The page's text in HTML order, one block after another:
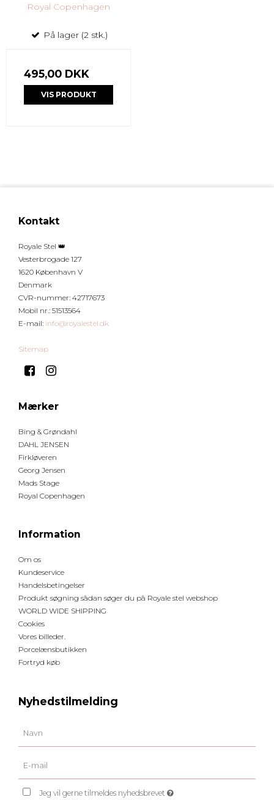
Royal Copenhagen
På lager (2 stk.)
495,00 DKK
VIS PRODUKT
Kontakt
Royale Stel 👑
Vesterbrogade 127
1620 København V
Denmark
CVR-nummer: 42717673
Mobil nr.: 51513564
E-mail: info@royalestel.dk
Sitemap
Mærker
Bing & Grøndahl
DAHL JENSEN
Firkløveren
Georg Jensen
Mads Stage
Royal Copenhagen
Information
Om os
Kundeservice
Handelsbetingelser
Produkt søgning sådan søger du på Royale stel webshop
WORLD WIDE SHIPPING
Cookies
Vores billeder.
Porcelænsbutikken
Fortryd køb
Nyhedstilmelding
Jeg vil gerne tilmeldes nyhedsbrevet